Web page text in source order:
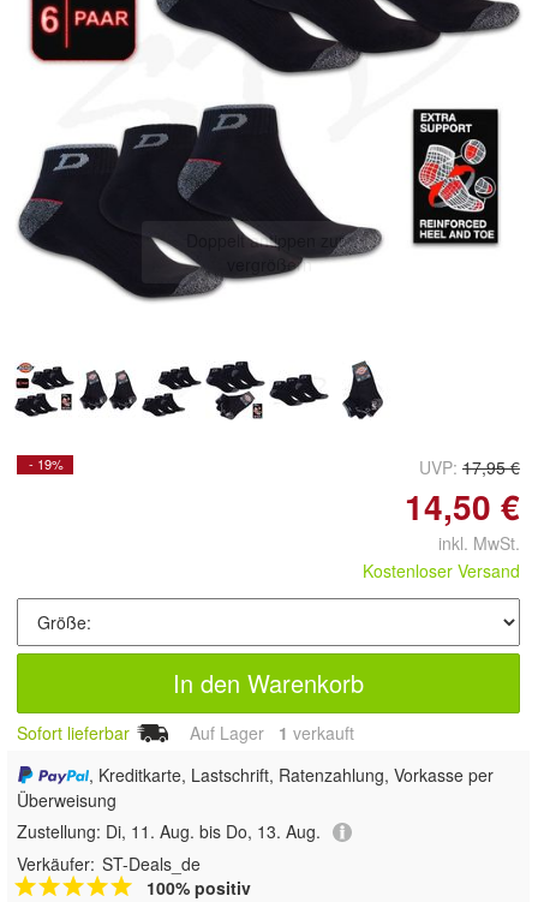
Doppelt antippen zum
vergrößern
- 19% UVP: 17,95 €
14,50 €
inkl. MwSt.
Kostenloser Versand
In den Warenkorb
Sofort lieferbar Auf Lager 1 verkauft
, Kreditkarte, Lastschrift, Ratenzahlung, Vorkasse per
Überweisung
Zustellung: Di, 11. Aug. bis Do, 13. Aug.
Verkäufer: ST-Deals_de
100% positiv